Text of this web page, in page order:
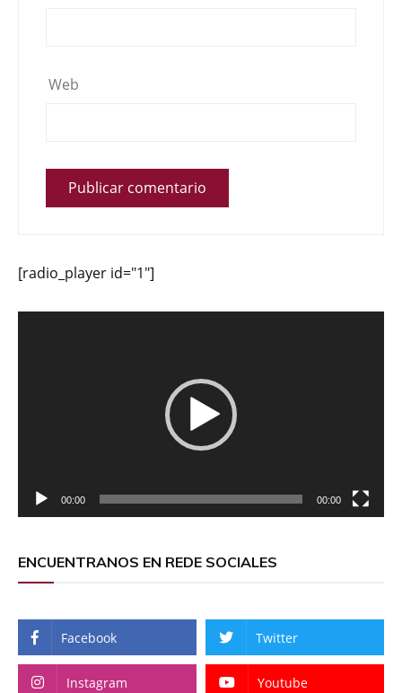
Web
[radio_player id="1"]
00:00 00:00
ENCUENTRANOS EN REDE SOCIALES
Facebook Twitter
Instagram Youtube